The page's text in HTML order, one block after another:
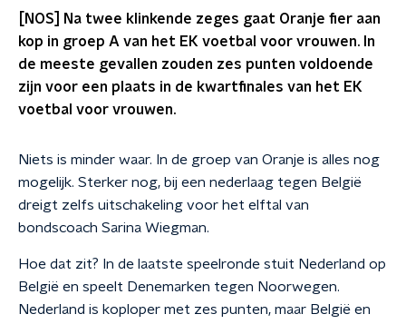
[NOS] Na twee klinkende zeges gaat Oranje fier aan
kop in groep A van het EK voetbal voor vrouwen. In
de meeste gevallen zouden zes punten voldoende
zijn voor een plaats in de kwartfinales van het EK
voetbal voor vrouwen.
Niets is minder waar. In de groep van Oranje is alles nog
mogelijk. Sterker nog, bij een nederlaag tegen België
dreigt zelfs uitschakeling voor het elftal van
bondscoach Sarina Wiegman.
Hoe dat zit? In de laatste speelronde stuit Nederland op
België en speelt Denemarken tegen Noorwegen.
Nederland is koploper met zes punten, maar België en